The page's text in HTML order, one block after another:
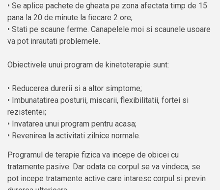
• Se aplice pachete de gheata pe zona afectata timp de 15
pana la 20 de minute la fiecare 2 ore;
• Stati pe scaune ferme. Canapelele moi si scaunele usoare
va pot inrautati problemele.
Obiectivele unui program de kinetoterapie sunt:
• Reducerea durerii si a altor simptome;
• Imbunatatirea posturii, miscarii, flexibilitatii, fortei si
rezistentei;
• Invatarea unui program pentru acasa;
• Revenirea la activitati zilnice normale.
Programul de terapie fizica va incepe de obicei cu
tratamente pasive. Dar odata ce corpul se va vindeca, se
pot incepe tratamente active care intaresc corpul si previn